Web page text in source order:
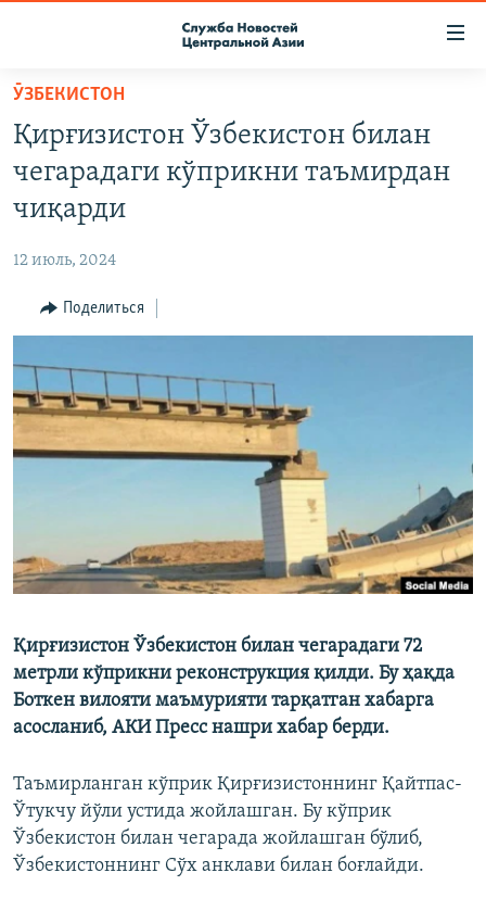
Вернуться
основному
содержанию
Вернутся
главной
Вернутся
ПОДПИСКА
КОНТАКТЫ
НАСТОЯЩЕЕ ВРЕМЯ
МИГРАНТ МЕДИА
ӮЗБЕКИСТОН
Қирғизистон Ўзбекистон билан
чегарадаги кўприкни таъмирдан
чиқарди
12 июль, 2024
Поделиться
Қирғизистон Ўзбекистон билан чегарадаги 72
метрли кўприкни реконструкция қилди. Бу ҳақда
Боткен вилояти маъмурияти тарқатган хабарга
асосланиб, АКИ Пресс нашри хабар берди.
Таъмирланган кўприк Қирғизистоннинг Қайтпас-
Ўтукчу йўли устида жойлашган. Бу кўприк
Ўзбекистон билан чегарада жойлашган бўлиб,
Ўзбекистоннинг Сўх анклави билан боғлайди.